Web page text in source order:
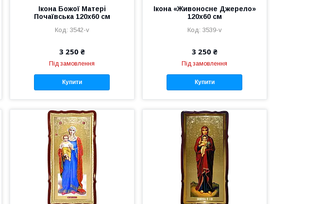
Ікона Божої Матері
Почаївська 120х60 см
3542-v
3 250 ₴
Під замовлення
Купити
Ікона «Живоносне Джерело»
120х60 см
3539-v
3 250 ₴
Під замовлення
Купити